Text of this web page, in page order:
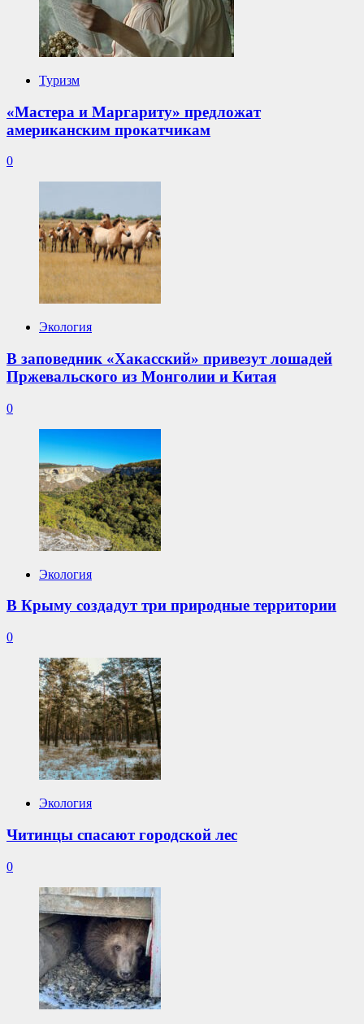
Туризм
«Мастера и Маргариту» предложат
американским прокатчикам
0
Экология
В заповедник «Хакасский» привезут лошадей
Пржевальского из Монголии и Китая
0
Экология
В Крыму создадут три природные территории
0
Экология
Читинцы спасают городской лес
0